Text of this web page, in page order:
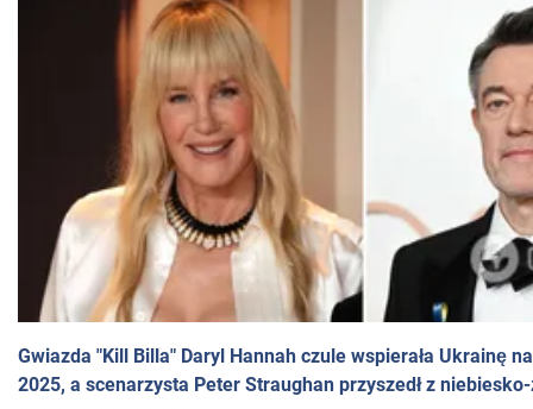
Gwiazda "Kill Billa" Daryl Hannah czule wspierała Ukrainę
2025, a scenarzysta Peter Straughan przyszedł z